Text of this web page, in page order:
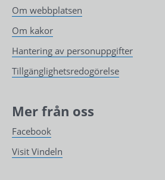
Om webbplatsen
Om kakor
Hantering av personuppgifter
Tillgänglighetsredogörelse
Mer från oss
Facebook
Visit Vindeln